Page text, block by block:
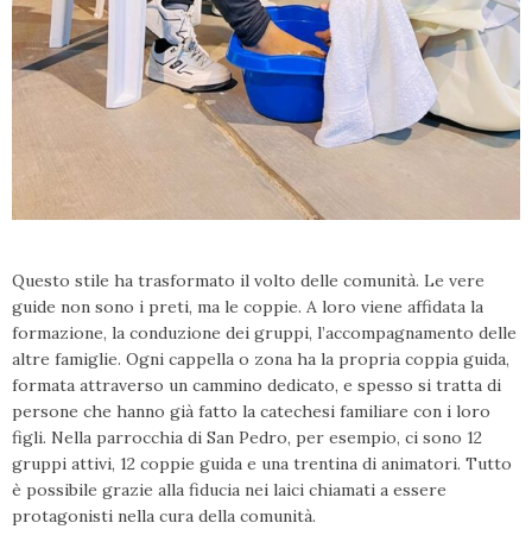
Questo stile ha trasformato il volto delle comunità. Le vere
guide non sono i preti, ma le coppie. A loro viene affidata la
formazione, la conduzione dei gruppi, l’accompagnamento delle
altre famiglie. Ogni cappella o zona ha la propria coppia guida,
formata attraverso un cammino dedicato, e spesso si tratta di
persone che hanno già fatto la catechesi familiare con i loro
figli. Nella parrocchia di San Pedro, per esempio, ci sono 12
gruppi attivi, 12 coppie guida e una trentina di animatori. Tutto
è possibile grazie alla fiducia nei laici chiamati a essere
protagonisti nella cura della comunità.